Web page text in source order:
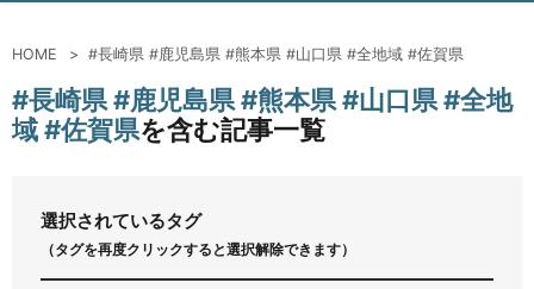
編集方針
運営会社
HOME #長崎県 #鹿児島県 #熊本県 #山口県 #全地域 #佐賀県
#長崎県 #鹿児島県 #熊本県 #山口県 #全地
域 #佐賀県を含む記事一覧
選択されているタグ
（タグを再度クリックすると選択解除できます）